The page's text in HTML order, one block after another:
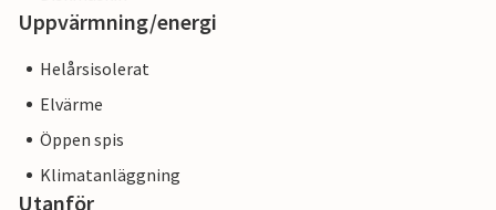
Uppvärmning/energi
Helårsisolerat
Elvärme
Öppen spis
Klimatanläggning
Utanför